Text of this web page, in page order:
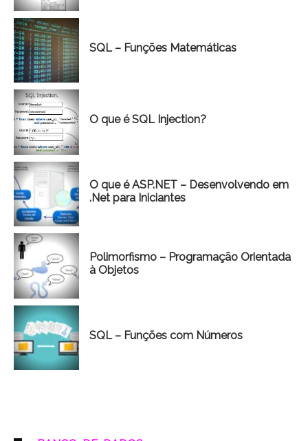
SQL – Funções Matemáticas
O que é SQL Injection?
O que é ASP.NET – Desenvolvendo em
.Net para Iniciantes
Polimorfismo – Programação Orientada
à Objetos
SQL – Funções com Números